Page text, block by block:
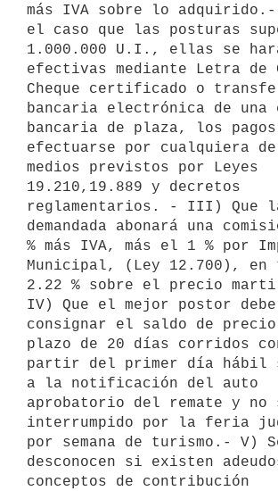
más IVA sobre lo
el caso que las posturas
1.000.000 U.I., ellas se
efectivas mediante Letra de
Cheque certificado o
bancaria electrónica de una
bancaria de plaza, los pagos
efectuarse por cualquiera
medios previstos por Leyes
19.210,19.889 y decretos
reglamentarios. - III) Que
demandada abonará una
% más IVA, más el 1 % por
Municipal, (Ley 12.700),
2.22 % sobre el precio
IV) Que el mejor postor
consignar el saldo de precio
plazo de 20 días corridos
partir del primer día hábil
a la notificación del auto
aprobatorio del remate y no
interrumpido por la feria
por semana de turismo.- V)
desconocen si existen
conceptos de contribución